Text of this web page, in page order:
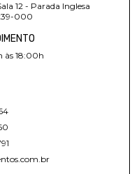
12 - Parada Inglesa
000
às 18:00h